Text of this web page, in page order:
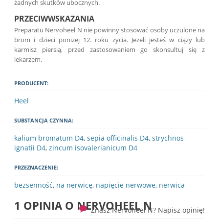
żadnych skutków ubocznych.
PRZECIWWSKAZANIA
Preparatu Nervoheel N nie powinny stosować osoby uczulone na
brom i dzieci poniżej 12. roku życia. Jeżeli jesteś w ciąży lub
karmisz piersią, przed zastosowaniem go skonsultuj się z
lekarzem.
PRODUCENT:
Heel
SUBSTANCJA CZYNNA:
kalium bromatum D4, sepia officinalis D4, strychnos
ignatii D4, zincum isovalerianicum D4
PRZEZNACZENIE:
bezsenność, na nerwicę, napięcie nerwowe, nerwica
1 OPINIA O NERVOHEEL N
Znasz Nervoheel N? Napisz opinię!